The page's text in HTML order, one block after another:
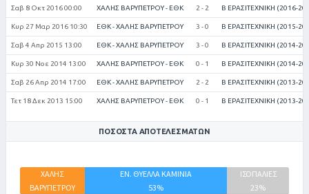
Σαβ 8 Οκτ 2016 00:00 ΧΑΛΗΣ ΒΑΡΥΠΕΤΡΟΥ - ΕΘΚ 2 - 2 Β ΕΡΑΣΙΤΕΧΝΙΚΗ (2016-
Κυρ 27 Μαρ 2016 10:30 ΕΘΚ - ΧΑΛΗΣ ΒΑΡΥΠΕΤΡΟΥ 3 - 0 Β ΕΡΑΣΙΤΕΧΝΙΚΗ (2015-
Σαβ 4 Απρ 2015 13:00 ΕΘΚ - ΧΑΛΗΣ ΒΑΡΥΠΕΤΡΟΥ 3 - 0 Β ΕΡΑΣΙΤΕΧΝΙΚΗ (2014-
Κυρ 30 Νοε 2014 13:00 ΧΑΛΗΣ ΒΑΡΥΠΕΤΡΟΥ - ΕΘΚ 0 - 1 Β ΕΡΑΣΙΤΕΧΝΙΚΗ (2014-
Σαβ 26 Απρ 2014 17:00 ΕΘΚ - ΧΑΛΗΣ ΒΑΡΥΠΕΤΡΟΥ 2 - 2 Β ΕΡΑΣΙΤΕΧΝΙΚΗ (2013-
Τετ 18 Δεκ 2013 15:00 ΧΑΛΗΣ ΒΑΡΥΠΕΤΡΟΥ - ΕΘΚ 0 - 1 Β ΕΡΑΣΙΤΕΧΝΙΚΗ (2013-
ΠΟΣΟΣΤΆ ΑΠΟΤΕΛΕΣΜΆΤΩΝ
ΧΑΛΗΣ
ΒΑΡΥΠΕΤΡΟΥ
ΕΝ. ΘΥΕΛΛΑ ΚΑΜΙΝΙΑ
53%
ΙΣΟΠΑΛΙΕΣ
23%